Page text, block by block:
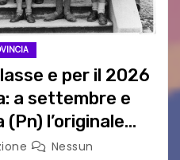
e per il 2026
a settembre e
l’originale
delle scuole
Nessun